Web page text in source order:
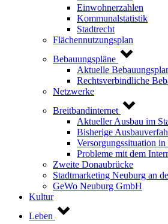
Einwohnerzahlen
Kommunalstatistik
Stadtrecht
Flächennutzungsplan
Bebauungspläne
Aktuelle
Rechtsverbindliche
Netzwerke
Breitbandinternet
Aktueller Ausbau im
Bisherige
Versorgungssituation
Probleme mit dem
Zweite Donaubrücke
Stadtmarketing Neuburg an
GeWo Neuburg GmbH
Kultur
Leben